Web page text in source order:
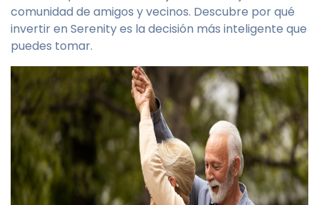
comunidad de amigos y vecinos. Descubre por qué
invertir en Serenity es la decisión más inteligente que
puedes tomar.